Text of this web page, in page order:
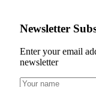
Newsletter
Enter your email
newsletter